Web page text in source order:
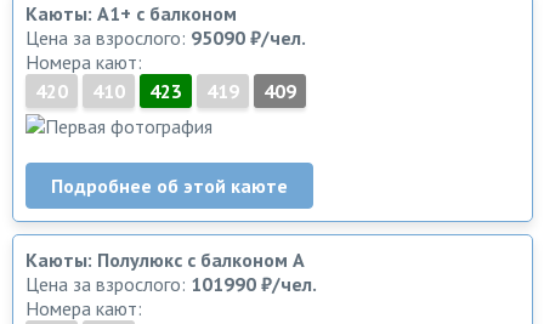
Каюты: А1+ с балконом
Цена за взрослого: 95090 ₽/чел.
Номера кают:
420
410 423 419 409
Подробнее об этой каюте
Каюты: Полулюкс с балконом А
Цена за взрослого: 101990 ₽/чел.
Номера кают: